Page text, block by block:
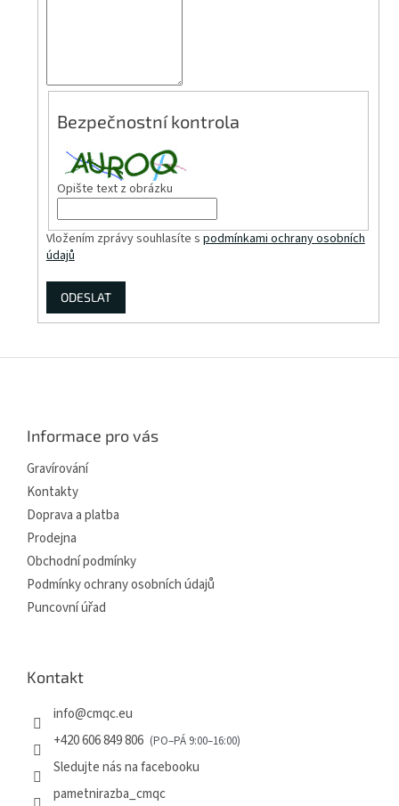
Bezpečnostní kontrola
Opište text z obrázku
Vložením zprávy souhlasíte s podmínkami ochrany osobních
údajů
ODESLAT
Informace pro vás
Gravírování
Kontakty
Doprava a platba
Prodejna
Obchodní podmínky
Podmínky ochrany osobních údajů
Puncovní úřad
Kontakt
info@cmqc.eu
+420 606 849 806
Sledujte nás na facebooku
pametnirazba_cmqc